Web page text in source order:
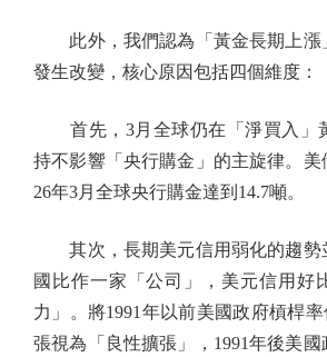
此外，我們認為「黃金長期上漲
發生改變，核心原因包括四個維度：
首先，3月全球仍在「淨買入」
持不影響「央行購金」的主旋律。美
26年3月全球央行購金達到14.7噸。
其次，長期美元信用弱化的趨勢
國比作一家「公司」，美元信用好
力」。將1991年以前美國政府槓桿
張視為「良性擴張」，1991年後美